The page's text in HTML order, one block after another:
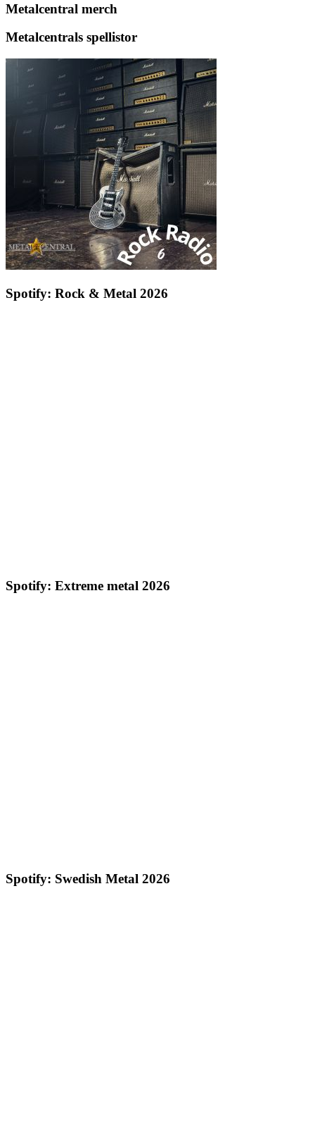
Metalcentral merch
Metalcentrals spellistor
Spotify: Rock & Metal 2026
Spotify: Extreme metal 2026
Spotify: Swedish Metal 2026